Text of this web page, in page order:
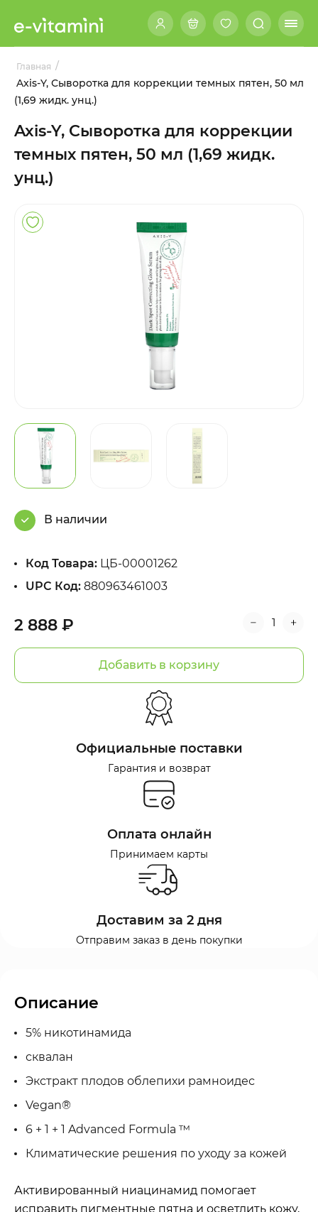
Главная /
Axis-Y, Сыворотка для коррекции темных пятен, 50 мл
(1,69 жидк. унц.)
Axis-Y, Сыворотка для коррекции
темных пятен, 50 мл (1,69 жидк.
унц.)
2 888 ₽
Добавить в корзину
В наличии
Код Товара: ЦБ-00001262
UPC Код: 880963461003
Официальные поставки
Гарантия и возврат
Оплата онлайн
Принимаем карты
Доставим за 2 дня
Отправим заказ в день покупки
Описание
5% никотинамида
сквалан
Экстракт плодов облепихи рамноидес
Vegan®
6 + 1 + 1 Advanced Formula ™
Климатические решения по уходу за кожей
Активированный ниацинамид помогает
исправить пигментные пятна и осветлить кожу,